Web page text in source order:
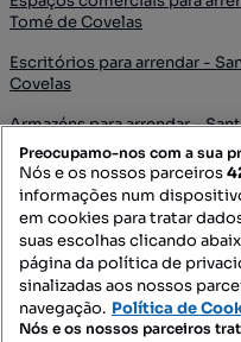
Tomé de Covelas
Escritórios para arrendar -
Covelas
Armazéns para arrendar -
Covelas
Garagens para arrendar -
Covelas
Villa para arrendar - Santa
Penthouse para arrendar -
Covelas
Preocupamo-nos com a sua
Nós e os nossos parceiros
informações num
em cookies para tratar
suas escolhas clicando
página da política de
sinalizadas aos nossos
navegação. Política de
Nós e os nossos parceiros